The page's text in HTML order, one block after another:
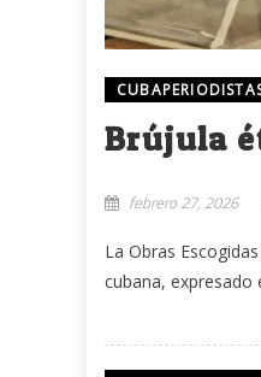
Brújula
febrero 27, 2026
La Obras
cubana, expresado